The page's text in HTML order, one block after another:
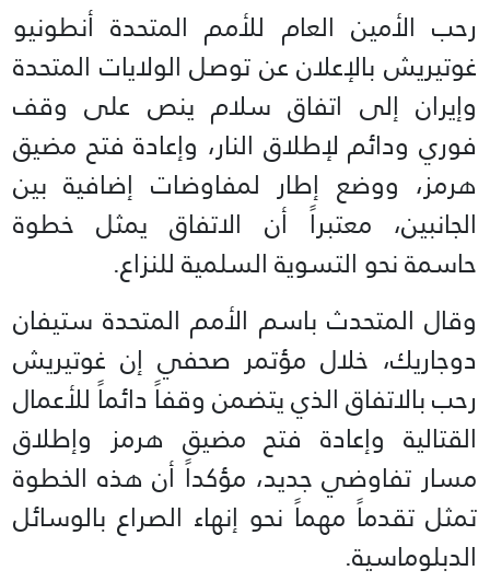
رحب الأمين العام للأمم المتحدة أنطونيو
غوتيريش بالإعلان عن توصل الولايات المتحدة
وإيران إلى اتفاق سلام ينص على وقف
فوري ودائم لإطلاق النار، وإعادة فتح مضيق
هرمز، ووضع إطار لمفاوضات إضافية بين
الجانبين، معتبراً أن الاتفاق يمثل خطوة
حاسمة نحو التسوية السلمية للنزاع.
وقال المتحدث باسم الأمم المتحدة ستيفان
دوجاريك، خلال مؤتمر صحفي إن غوتيريش
رحب بالاتفاق الذي يتضمن وقفاً دائماً للأعمال
القتالية وإعادة فتح مضيق هرمز وإطلاق
مسار تفاوضي جديد، مؤكداً أن هذه الخطوة
تمثل تقدماً مهماً نحو إنهاء الصراع بالوسائل
الدبلوماسية.